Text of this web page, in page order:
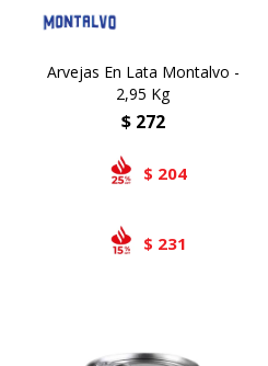
Arvejas En Lata Montalvo -
2,95 Kg
$ 272
$ 204
$ 231